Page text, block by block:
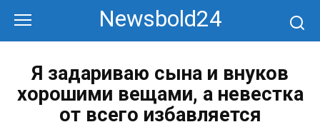
контенту
Newsbold24
Я задариваю сына и внуков
хорошими вещами, а невестка
от всего избавляется